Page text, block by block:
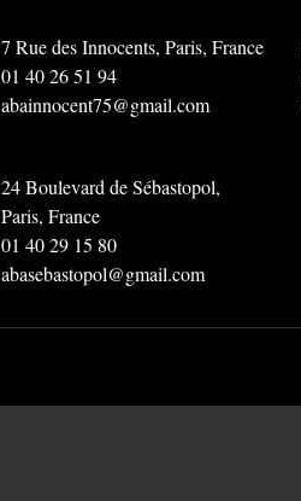
7 Rue des Innocents, Paris, France
01 40 26 51 94
abainnocent75@gmail.com
24 Boulevard de Sébastopol,
Paris, France
01 40 29 15 80
abasebastopol@gmail.com